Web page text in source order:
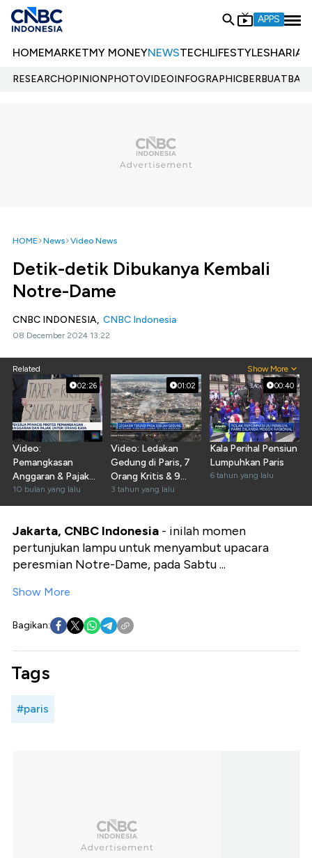
APPS
HOMEMARKETMY MONEYNEWSTECHLIFESTYLESHARIA
RESEARCHOPINIONPHOTOVIDEOINFOGRAPHIC
HOME News Video News
Detik-detik Dibukanya Kembali
Notre-Dame
CNBC INDONESIA, CNBC Indonesia
08 December 2024 13:22
Related Show More
02:26
Video:
Pemangkasan
Anggaran & Pajak
Orang Kaya Picu
Protes di Prancis
10 bulan yang lalu
01:02
Video: Ledakan
Gedung di Paris, 7
Orang Kritis & 9
Luka-luka
3 tahun yang lalu
00:40
Kala Perihal Pensiun
Lumpuhkan Paris
6 tahun yang lalu
Jakarta, CNBC Indonesia - inilah momen
pertunjukan lampu untuk menyambut upacara
peresmian Notre-Dame, pada Sabtu ...
Show More
Bagikan:
Tags
#paris